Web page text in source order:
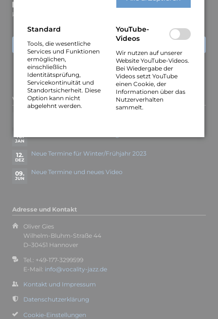
Über neue Kommentare per E-Mail benachrichtigen (Sie
können das Abonnement jederzeit beenden)
KOMMENTAR ABSENDEN
Vocality-News
10.
JAN
12.
DEZ
Neue Termine für Winter/Frühjahr 2023
09.
JUN
Neue Termine und neues Video
Adresse und Kontakt
Oliver Gies
Wilhelm-Bluhm-Straße 44
D–30451 Hannover
Tel.: +49-177-3299599
E-Mail: info@vocality-jazz.de
Kontakt und Impressum
Datenschutzerklärung
Cookie-Einstellungen
Standard
Tools, die wesentliche
Services und Funktionen
ermöglichen,
einschließlich
Identitätsprüfung,
Servicekontinuität und
Standortsicherheit. Diese
Option kann nicht
abgelehnt werden.
YouTube-
Videos
Wir nutzen auf unserer
Website YouTube-Videos.
Bei Wiedergabe der
Videos setzt YouTube
einen Cookie, der
Informationen über das
Nutzerverhalten
sammelt.